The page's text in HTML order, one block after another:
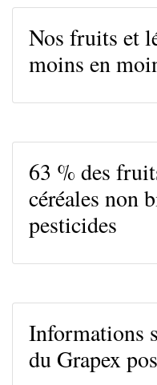
Nos fruits et
moins en
63 % des
céréales non
pesticides
Informations
du Grapex